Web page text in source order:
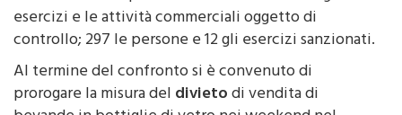
controllo; 297 le persone e 12 gli esercizi sanzionati.
Al termine del confronto si è convenuto di
prorogare la misura deldivietodi vendita di
bevande in bottiglie di vetro nei weekend nel